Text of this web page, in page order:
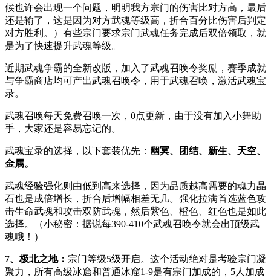
候也许会出现一个问题，明明我方宗门的伤害比对方高，最后
还是输了，这是因为对方武魂等级高，折合百分比伤害后判定
对方胜利。）有些宗门要求宗门武魂任务完成后双倍领取，就
是为了快速提升武魂等级。
近期武魂争霸的全新改版，加入了武魂召唤令奖励，赛季成就
与争霸商店均可产出武魂召唤令，用于武魂召唤，激活武魂宝
录。
武魂召唤每天免费召唤一次，0点更新，由于没有加入小舞助
手，大家还是容易忘记的。
武魂宝录的选择，以下套装优先： 幽冥、团结、新生、天空、
金属。
武魂经验强化则由低到高来选择，因为品质越高需要的魂力晶
石也是成倍增长，折合后增幅相差无几。强化拉满首选蓝色攻
击生命武魂和攻击双防武魂，然后紫色、橙色、红色也是如此
选择。（小秘密：据说每390-410个武魂召唤令就会出顶级武
魂哦！）
7、 极北之地： 宗门等级5级开启。这个活动绝对是考验宗门凝
聚力，所有高级冰窟和普通冰窟1-9是有宗门加成的，5人加成